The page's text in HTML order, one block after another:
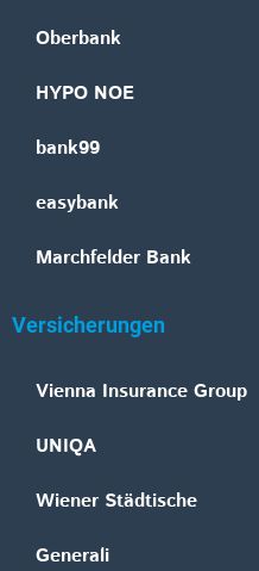
Oberbank
HYPO NOE
bank99
easybank
Marchfelder Bank
Versicherungen
Vienna Insurance Group
UNIQA
Wiener Städtische
Generali